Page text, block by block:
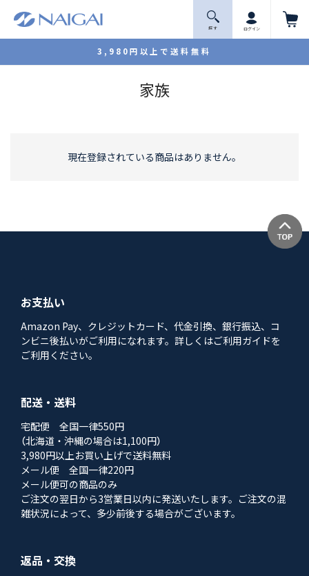
3,980円以上で送料無料
探 す ログイン
家族
現在登録されている商品はありません。
お支払い
Amazon Pay、クレジットカード、代金引換、銀行振込、コ
ンビニ後払いがご利用になれます。詳しくはご利用ガイドを
ご利用ください。
配送・送料
宅配便 全国一律550円
（北海道・沖縄の場合は1,100円）
3,980円以上お買い上げで送料無料
メール便 全国一律220円
メール便可の商品のみ
ご注文の翌日から3営業日以内に発送いたします。ご注文の混
雑状況によって、多少前後する場合がございます。
返品・交換